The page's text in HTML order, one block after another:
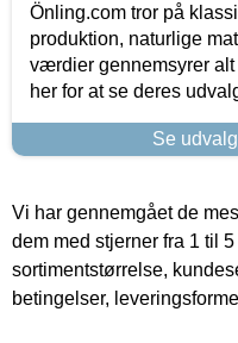
Önling.com tror på
produktion, naturlige
værdier gennemsyrer
her for at se deres
Se
Vi har gennemgået de
dem med stjerner fra 1 til
sortimentstørrelse,
betingelser,